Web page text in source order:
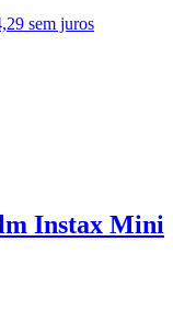
sem juros
Instax Mini